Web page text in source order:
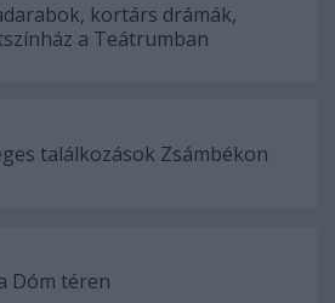
kortárs drámák,
a Teátrumban
találkozások Zsámbékon
Dóm téren